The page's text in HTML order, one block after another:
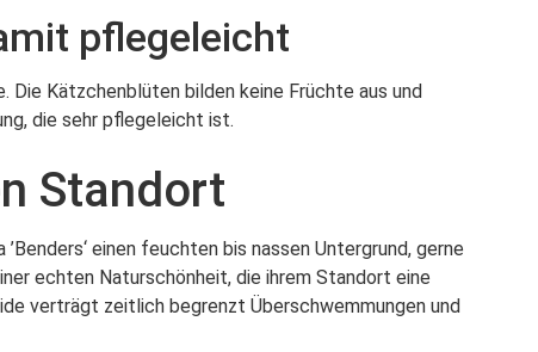
pflegeleicht
Die Kätzchenblüten bilden keine Früchte aus und
die sehr pflegeleicht ist.
Standort
einen feuchten bis nassen Untergrund, gerne
echten Naturschönheit, die ihrem Standort eine
verträgt zeitlich begrenzt Überschwemmungen und